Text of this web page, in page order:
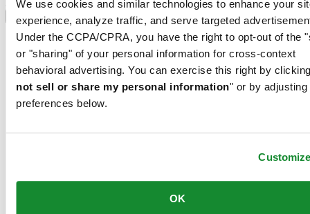
We use cookies and similar technologies to enhance your
experience, analyze traffic, and serve targeted
Under the CCPA/CPRA, you have the right to opt-out of the
or "sharing" of your personal information for cross-context
behavioral advertising. You can exercise this right by
not sell or share my personal information" or by adjusting
preferences below.
OK
Переключатель языка
France
Австрия
Бельгия
Français
Великобритания
Китай